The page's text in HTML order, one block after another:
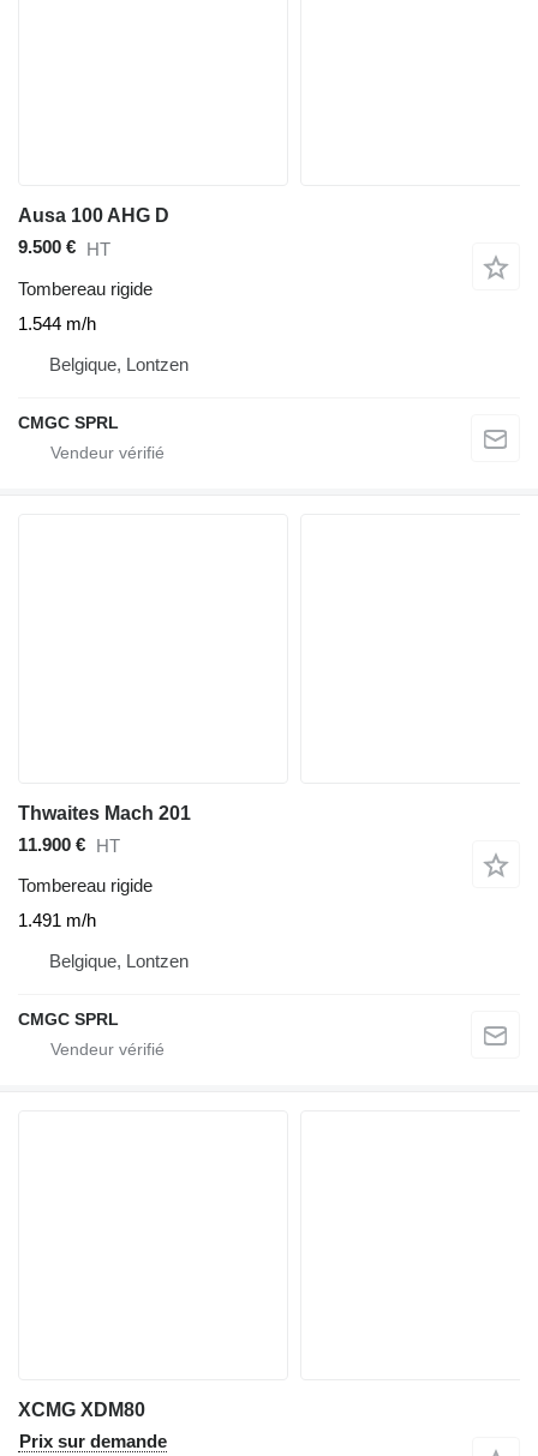
Ausa 100 AHG D
9.500 € HT
Tombereau rigide
1.544 m/h
Belgique, Lontzen
CMGC SPRL
Thwaites Mach 201
11.900 € HT
Tombereau rigide
1.491 m/h
Belgique, Lontzen
CMGC SPRL
XCMG XDM80
Prix sur demande